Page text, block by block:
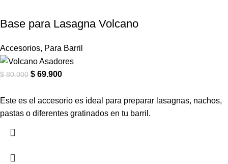
Base para Lasagna Volcano
Accesorios, Para Barril
$80.000 $ 69.900
Este es el accesorio es ideal para preparar lasagnas, nachos,
pastas o diferentes gratinados en tu barril.